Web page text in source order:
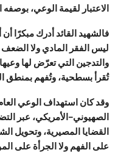
الاعتبار لقيمة الوعي،
فالشهيد القائد أدرك مبكرًا أن
ليس الفقر المادي ولا
والتدجين التي تعرّض لها
تُقرأ بسطحية، وتُفهم بمنطق
وقد كان استهداف الوعي
الصهيوني–الأمريكي، عبر
القضايا المصيرية، وتحويل
على الفهم ولا الجرأة على